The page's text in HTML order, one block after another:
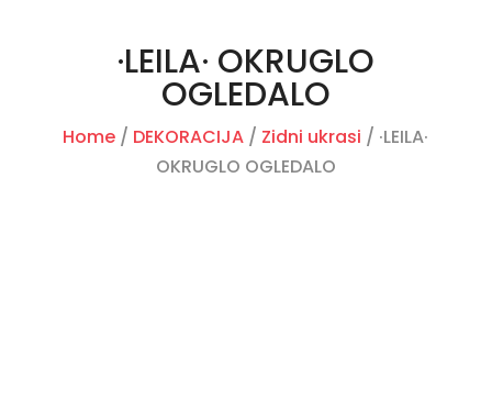
·LEILA· OKRUGLO
OGLEDALO
Home / DEKORACIJA / Zidni ukrasi / ·LEILA·
OKRUGLO OGLEDALO